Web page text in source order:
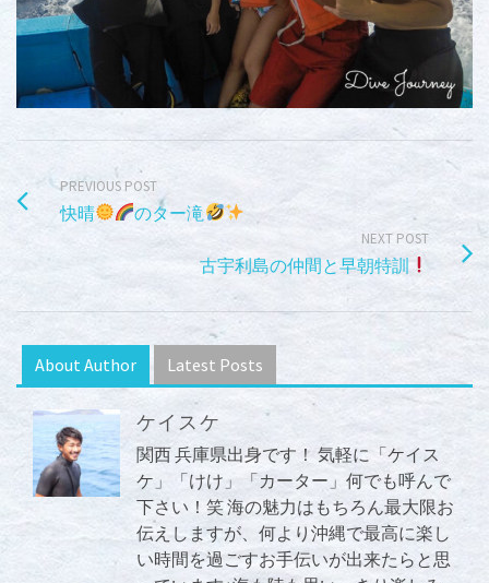
PREVIOUS POST
快晴 のター滝
NEXT POST
古宇利島の仲間と早朝特訓
About Author Latest Posts
ケイスケ
関西 兵庫県出身です！ 気軽に「ケイス
ケ」「けけ」「カーター」何でも呼んで
下さい！笑 海の魅力はもちろん最大限お
伝えしますが、何より沖縄で最高に楽し
い時間を過ごすお手伝いが出来たらと思